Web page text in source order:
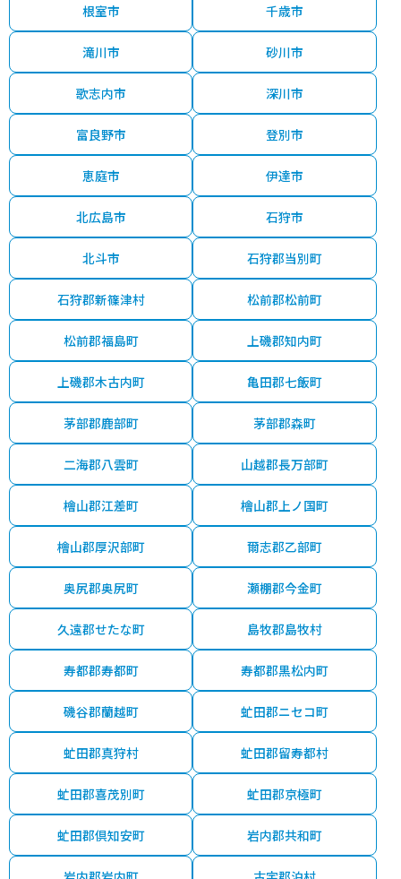
根室市 千歳市
滝川市 砂川市
歌志内市 深川市
富良野市 登別市
恵庭市 伊達市
北広島市 石狩市
北斗市 石狩郡当別町
石狩郡新篠津村 松前郡松前町
松前郡福島町 上磯郡知内町
上磯郡木古内町 亀田郡七飯町
茅部郡鹿部町 茅部郡森町
二海郡八雲町 山越郡長万部町
檜山郡江差町 檜山郡上ノ国町
檜山郡厚沢部町 爾志郡乙部町
奥尻郡奥尻町 瀬棚郡今金町
久遠郡せたな町 島牧郡島牧村
寿都郡寿都町 寿都郡黒松内町
磯谷郡蘭越町 虻田郡ニセコ町
虻田郡真狩村 虻田郡留寿都村
虻田郡喜茂別町 虻田郡京極町
虻田郡倶知安町 岩内郡共和町